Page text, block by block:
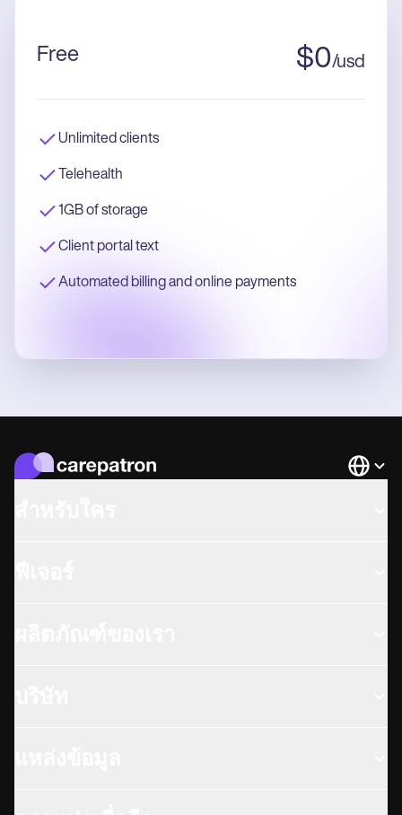
Free $0/usd
Unlimited clients
Telehealth
1GB of storage
Client portal text
Automated billing and online payments